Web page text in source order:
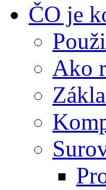
ČO je
Ako